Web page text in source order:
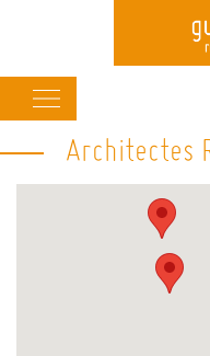
navigation
Architectes